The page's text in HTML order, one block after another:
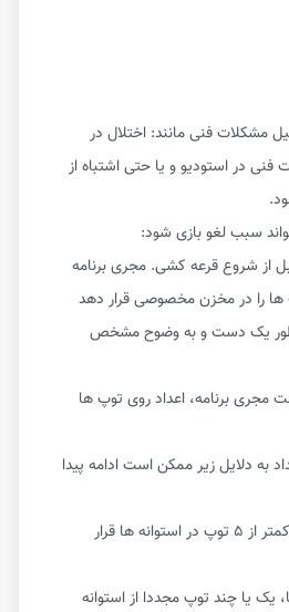
مشکلات فنی مانند: اختلال در
فنی در استودیو و یا حتی اشتباه از
سبب لغو بازی شود:
از شروع قرعه کشی. مجری برنامه
را در مخزن مخصوصی قرار دهد
طور یک دست و به وضوح مشخص
مجری برنامه، اعداد روی توپ ها
به دلایل زیر ممکن است ادامه پیدا
پس از اتمام روند، اگر کمتر از ۵ توپ در استوانه ها قرار
یک یا چند توپ مجددا از استوانه